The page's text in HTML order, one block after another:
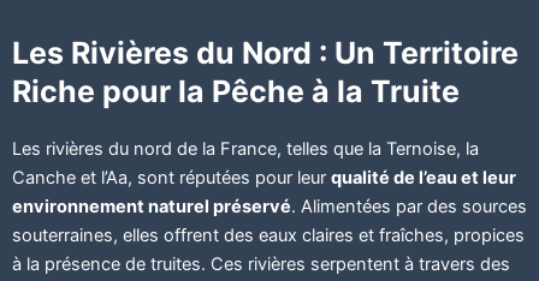
Les Rivières du Nord : Un Territoire
Riche pour la Pêche à la Truite
Les rivières du nord de la France, telles que la Ternoise, la
Canche et l’Aa, sont réputées pour leur qualité de l’eau et leur
environnement naturel préservé. Alimentées par des sources
souterraines, elles offrent des eaux claires et fraîches, propices
à la présence de truites. Ces rivières serpentent à travers des